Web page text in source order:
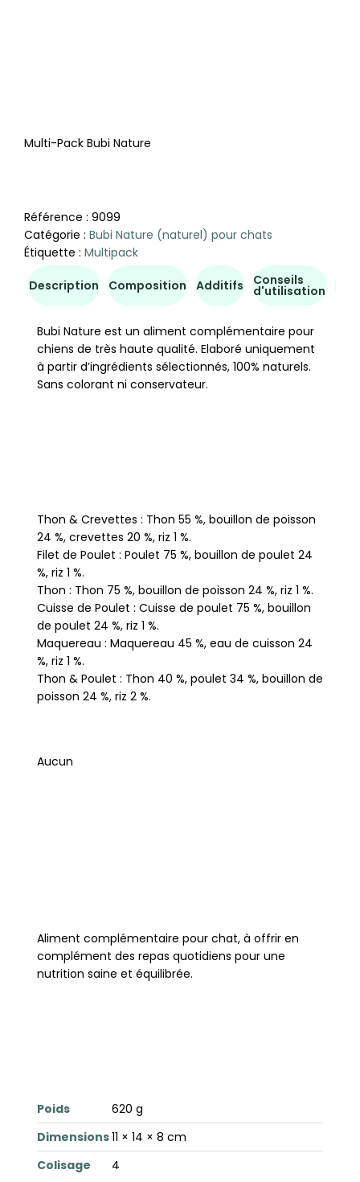
Multi-Pack Bubi Nature
Référence : 9099
Catégorie : Bubi Nature (naturel) pour chats
Étiquette : Multipack
Description Composition Additifs Conseils
d'utilisation
Bubi Nature est un aliment complémentaire pour
chiens de très haute qualité. Elaboré uniquement
à partir d’ingrédients sélectionnés, 100% naturels.
Sans colorant ni conservateur.
Thon & Crevettes : Thon 55 %, bouillon de poisson
24 %, crevettes 20 %, riz 1 %.
Filet de Poulet : Poulet 75 %, bouillon de poulet 24
%, riz 1 %.
Thon : Thon 75 %, bouillon de poisson 24 %, riz 1 %.
Cuisse de Poulet : Cuisse de poulet 75 %, bouillon
de poulet 24 %, riz 1 %.
Maquereau : Maquereau 45 %, eau de cuisson 24
%, riz 1 %.
Thon & Poulet : Thon 40 %, poulet 34 %, bouillon de
poisson 24 %, riz 2 %.
Aucun
Aliment complémentaire pour chat, à offrir en
complément des repas quotidiens pour une
nutrition saine et équilibrée.
Poids
620 g
Dimensions11 × 14 × 8 cm
Colisage
4